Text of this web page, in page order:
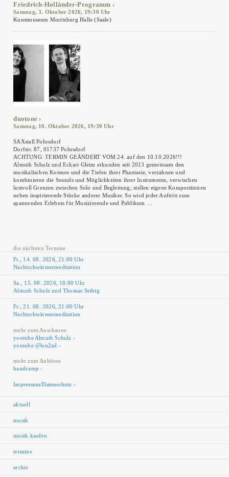
Friedrich-Holländer-Programm
Samstag, 3. Oktober 2026, 19:30 Uhr
Kunstmuseum Moritzburg Halle (Saale)
duotone
Samstag, 10. Oktober 2026, 19:30 Uhr
SAXstall Pohrsdorf
Dorfstr. 87, 01737 Pohrsdorf
ACHTUNG: TERMIN GEÄNDERT VOM 24. auf den 10.10.2026!!!
Almuth Schulz und Eckart Gleim erkunden seit 2013 gemeinsam den
musikalischen Kosmos und die Tiefen ihrer Phantasie, verzahnen und
kombinieren die Sounds und Möglichkeiten ihrer Instrumente, verwischen
lustvoll Grenzen zwischen Solo und Begleitung, stellen eigene Kompositionen
neben inspirierende Stücke anderer Musiker. So wird jeder Auftritt zum
spannenden Erlebnis für Musizierende und Publikum …
die nächsten Termine
Fr., 14. 08. 2026, 21:00 Uhr
Nachtschwärmermeditation
Sa., 15. 08. 2026, 18:00 Uhr
Almuth Schulz und Thomas Seibig
Fr., 21. 08. 2026, 21:00 Uhr
Nachtschwärmermeditation
mehr zum Anschauen
youtube Almuth Schulz
youtube @leo2ad
mehr zum Anhören
bandcamp
Impressum/Datenschutz
aktuell
musik
musik kaufen
termine
archiv